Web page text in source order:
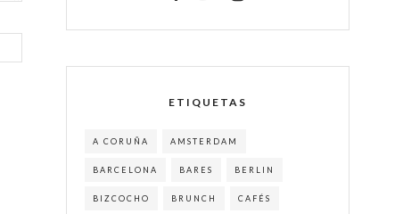
ETIQUETAS
A CORUÑA AMSTERDAM
BARCELONA BARES BERLIN
BIZCOCHO BRUNCH CAFÉS